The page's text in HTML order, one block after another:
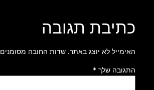
כתיבת תגובה
האימייל לא יוצג באתר. שדות החובה מסומנים
התגובה שלך *